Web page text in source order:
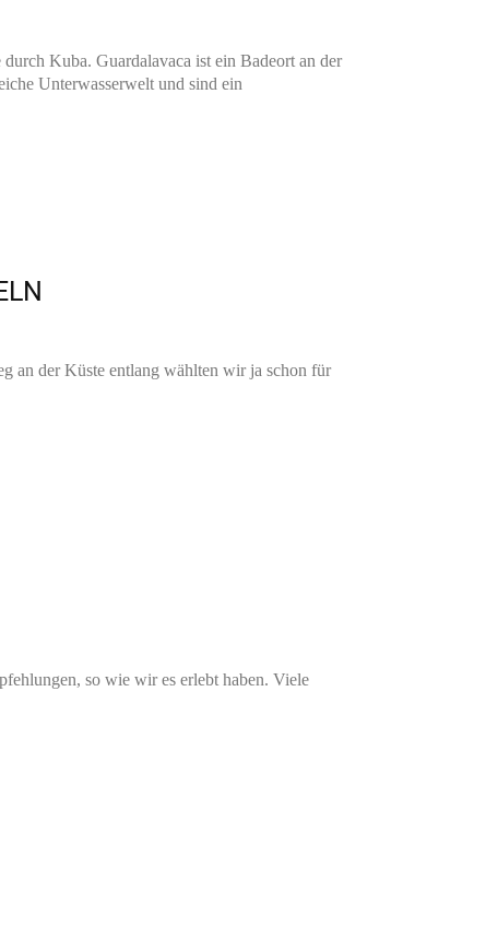
Kuba. Guardalavaca ist ein Badeort an der
Unterwasserwelt und sind ein
an der Küste entlang wählten wir ja schon für
so wie wir es erlebt haben. Viele